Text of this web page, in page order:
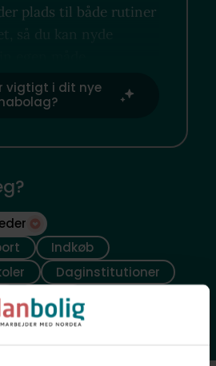
plads til både rutiner
så du kan nyde
vigtigt i dit nye
Indkøb
Daginstitutioner
Natur